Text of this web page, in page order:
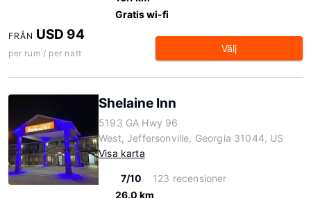
Gratis wi-fi
FRÅN USD 94
per rum / per natt Välj
Shelaine Inn
5193 GA Hwy 96
West, Jeffersonville, Georgia 31044, US
Visa karta
7/10
123 recensioner
26.0 km